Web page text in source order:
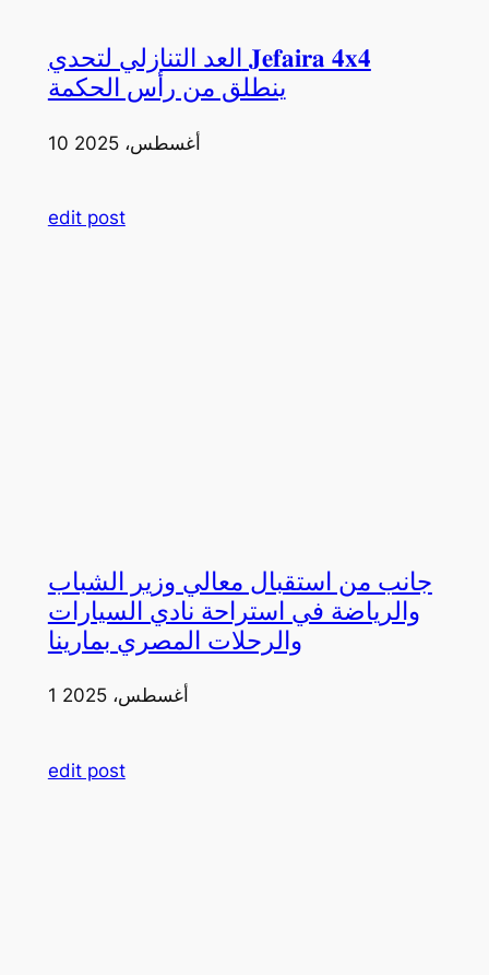
العد التنازلي لتحدي 𝐉𝐞𝐟𝐚𝐢𝐫𝐚 𝟒𝐱𝟒
ينطلق من رأس الحكمة
10 أغسطس، 2025
edit post
جانب من استقبال معالي وزير الشباب
والرياضة في استراحة نادي السيارات
والرحلات المصري بمارينا
1 أغسطس، 2025
edit post